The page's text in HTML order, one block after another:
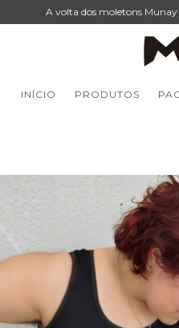
A volta dos moletons Munay
INÍCIO PRODUTOS